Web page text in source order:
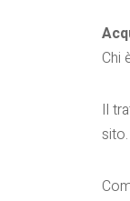
Chi
Il
sito.